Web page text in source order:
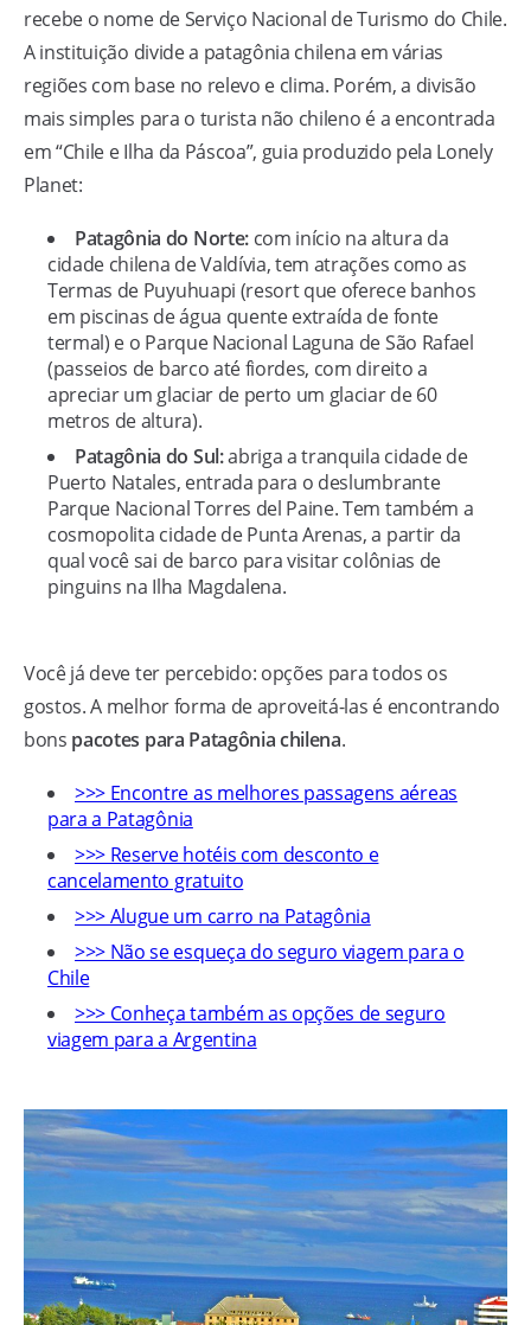
recebe o nome de Serviço Nacional de Turismo do Chile.
A instituição divide a patagônia chilena em várias
regiões com base no relevo e clima. Porém, a divisão
mais simples para o turista não chileno é a encontrada
em “Chile e Ilha da Páscoa”, guia produzido pela Lonely
Planet:
Patagônia do Norte:com início na altura da
cidade chilena de Valdívia, tem atrações como as
Termas de Puyuhuapi (resort que oferece banhos
em piscinas de água quente extraída de fonte
termal) e o Parque Nacional Laguna de São Rafael
(passeios de barco até fiordes, com direito a
apreciar um glaciar de perto um glaciar de 60
metros de altura).
Patagônia do Sul:abriga a tranquila cidade de
Puerto Natales, entrada para o deslumbrante
Parque Nacional Torres del Paine. Tem também a
cosmopolita cidade de Punta Arenas, a partir da
qual você sai de barco para visitar colônias de
pinguins na Ilha Magdalena.
Você já deve ter percebido: opções para todos os
gostos. A melhor forma de aproveitá-las é encontrando
bons pacotes para Patagônia chilena.
>>> Encontre as melhores passagens aéreas
para a Patagônia
>>> Reserve hotéis com desconto e
cancelamento gratuito
>>> Alugue um carro na Patagônia
>>> Não se esqueça do seguro viagem para o
Chile
>>> Conheça também as opções de seguro
viagem para a Argentina